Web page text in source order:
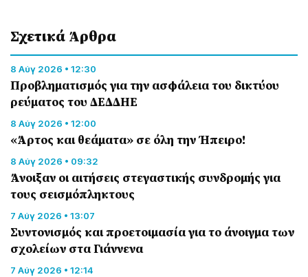
Σχετικά Άρθρα
8 Αύγ 2026 • 12:30
Προβληματισμός για την ασφάλεια του δικτύου
ρεύματος του ΔΕΔΔΗΕ
8 Αύγ 2026 • 12:00
«Άρτος και θεάματα» σε όλη την Ήπειρο!
8 Αύγ 2026 • 09:32
Άνοιξαν οι αιτήσεις στεγαστικής συνδρομής για
τους σεισμόπληκτους
7 Αύγ 2026 • 13:07
Συντονισμός και προετοιμασία για το άνοιγμα των
σχολείων στα Γιάννενα
7 Αύγ 2026 • 12:14